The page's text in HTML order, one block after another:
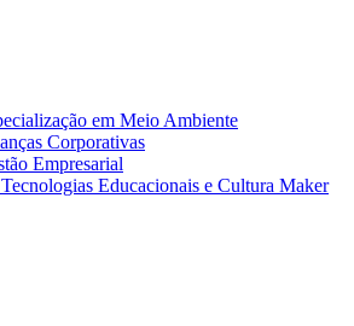
em Meio Ambiente
Corporativas
Empresarial
Educacionais e Cultura Maker